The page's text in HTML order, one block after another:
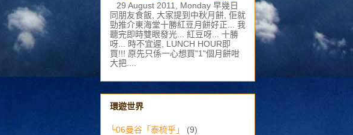
29 August 2011, Monday 早幾日
同朋友食飯, 大家提到中秋月餅, 佢就
勁推介東海堂十勝紅豆月餅好正... 我
聽完即時雙眼發光... 紅豆呀... 十勝
呀... 時不宜遲, LUNCH HOUR即
買!!! 原先只係一心想買"1"個月餅咁
大把....
環遊世界
└06曼谷「泰梳乎」
(9)